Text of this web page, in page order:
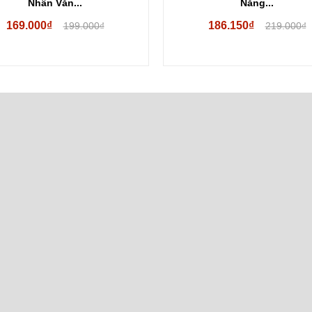
Năng...
186.150₫ 219.000₫ 148.750₫ 175.000₫